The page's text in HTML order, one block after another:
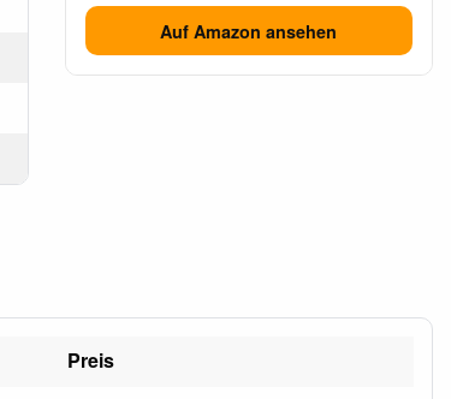
Auf Amazon ansehen
Preis